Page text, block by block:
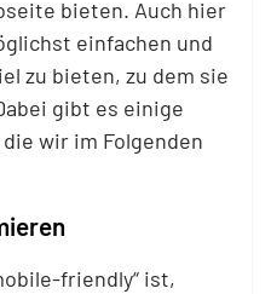
bieten. Auch hier
einfachen und
zu bieten, zu dem sie
gibt es einige
wir im Folgenden
friendly“ ist,